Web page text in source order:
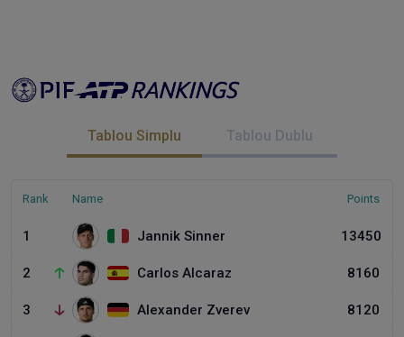
Tablou Simplu Tablou Dublu
Rank Name Points
1 Jannik Sinner 13450
2 Carlos Alcaraz 8160
3 Alexander Zverev 8120